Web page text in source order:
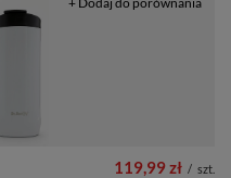
119,99 zł / szt.